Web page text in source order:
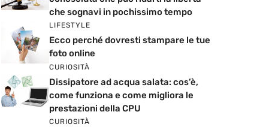
che sognavi in pochissimo tempo
LIFESTYLE
Ecco perché dovresti stampare le tue
foto online
CURIOSITÀ
Dissipatore ad acqua salata: cos’è,
come funziona e come migliora le
prestazioni della CPU
CURIOSITÀ